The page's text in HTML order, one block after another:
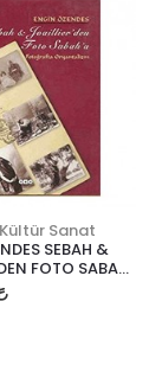
Sanat
SEBAH &
FOTO SABAH